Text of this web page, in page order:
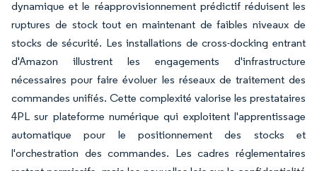
dynamique et le réapprovisionnement prédictif réduisent les
ruptures de stock tout en maintenant de faibles niveaux de
stocks de sécurité. Les installations de cross-docking entrant
d'Amazon illustrent les engagements d'infrastructure
nécessaires pour faire évoluer les réseaux de traitement des
commandes unifiés. Cette complexité valorise les prestataires
4PL sur plateforme numérique qui exploitent l'apprentissage
automatique pour le positionnement des stocks et
l'orchestration des commandes. Les cadres réglementaires